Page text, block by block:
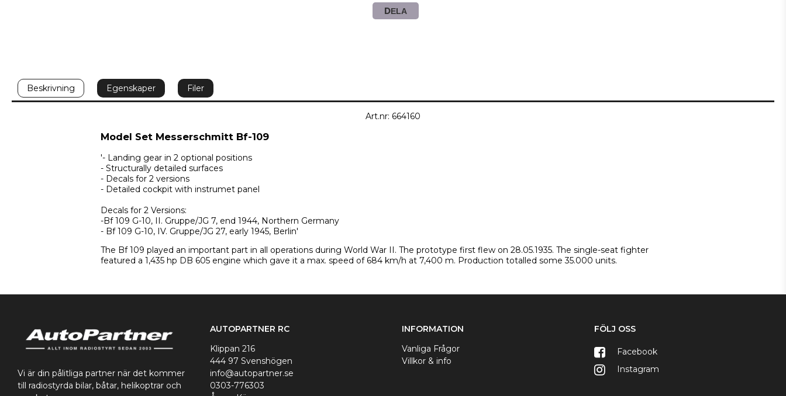
DELA
Beskrivning Egenskaper Filer
Art.nr: 664160
Model Set Messerschmitt Bf-109
'- Landing gear in 2 optional positions
- Structurally detailed surfaces
- Decals for 2 versions
- Detailed cockpit with instrumet panel
Decals for 2 Versions:
-Bf 109 G-10, II. Gruppe/JG 7, end 1944, Northern Germany
- Bf 109 G-10, IV. Gruppe/JG 27, early 1945, Berlin'
The Bf 109 played an important part in all operations during World War II. The prototype first flew on 28.05.1935. The single-seat fighter
featured a 1,435 hp DB 605 engine which gave it a max. speed of 684 km/h at 7,400 m. Production totalled some 35.000 units.
Vi är din pålitliga partner när det kommer
till radiostyrda bilar, båtar, helikoptrar och
AUTOPARTNER RC
Klippan 216
444 97 Svenshögen
info@autopartner.se
0303-776303
INFORMATION
Vanliga Frågor
Villkor & info
FÖLJ OSS
Facebook
Instagram